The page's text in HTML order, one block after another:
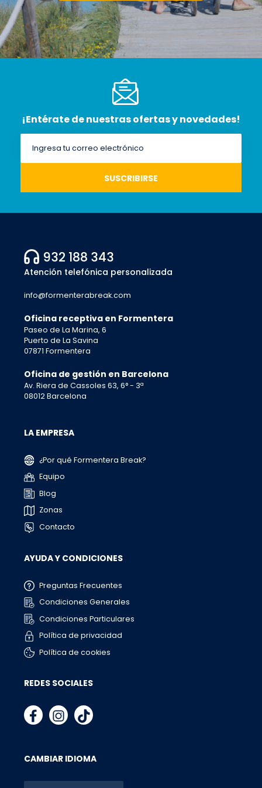
¡Entérate de nuestras ofertas y novedades!
932 188 343
Atención telefónica personalizada
info@formenterabreak.com
Oficina receptiva en Formentera
Paseo de La Marina, 6
Puerto de La Savina
07871 Formentera
Oficina de gestión en Barcelona
Av. Riera de Cassoles 63, 6° - 3ª
08012 Barcelona
LA EMPRESA
¿Por qué Formentera Break?
Equipo
Blog
Zonas
Contacto
AYUDA Y CONDICIONES
Preguntas Frecuentes
Condiciones Generales
Condiciones Particulares
Política de privacidad
Política de cookies
REDES SOCIALES
CAMBIAR IDIOMA